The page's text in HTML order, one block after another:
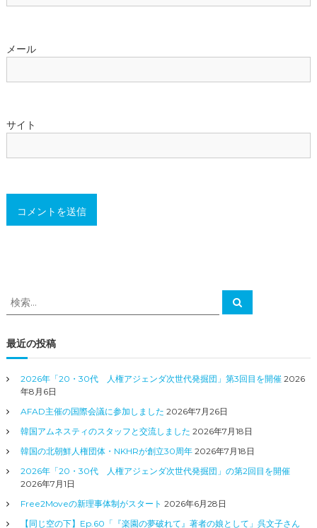
メール
サイト
検
索
象
:
検
索
最近の投稿
2026年「20・30代 人権アジェンダ次世代発掘団」第3回目を開催 2026
年8月6日
AFAD主催の国際会議に参加しました 2026年7月26日
韓国アムネスティのスタッフと交流しました 2026年7月18日
韓国の北朝鮮人権団体・NKHRが創立30周年 2026年7月18日
2026年「20・30代 人権アジェンダ次世代発掘団」の第2回目を開催
2026年7月1日
Free2Moveの新理事体制がスタート 2026年6月28日
【同じ空の下】Ep.60「『楽園の夢破れて』著者の娘として」呉文子さん